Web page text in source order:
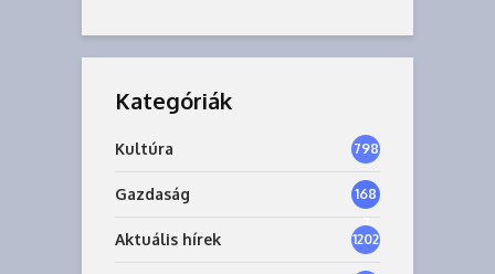
Kategóriák
Kultúra 798
Gazdaság
168
7
Aktuális hírek 1202